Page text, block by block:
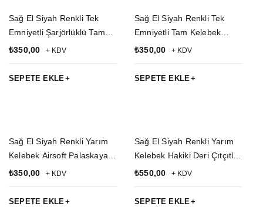
Sağ El Siyah Renkli Tek
Emniyetli Şarjörlüklü Tam
Kelebek Airsoft Palaskaya
Silah Kılıfı
₺350,00 + KDV
SEPETE EKLE
Sağ El Siyah Renkli Tek
Emniyetli Tam Kelebek
Airsoft Palaskaya Kemere
Kılıfı
₺350,00 + KDV
SEPETE EKLE
Sağ El Siyah Renkli Yarım
Kelebek Airsoft Palaskaya
Kemere Geçirmeli impertex
₺350,00 + KDV
SEPETE EKLE
Sağ El Siyah Renkli Yarım
Kelebek Hakiki Deri Çıtçıtlı
Silah Kılıfı
₺550,00 + KDV
SEPETE EKLE